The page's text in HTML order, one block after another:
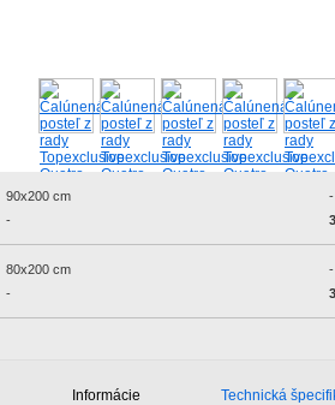
90x200 cm
-
-
80x200 cm
-
-
Informácie Technická